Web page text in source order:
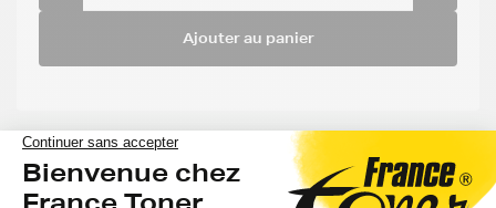
Ajouter au panier